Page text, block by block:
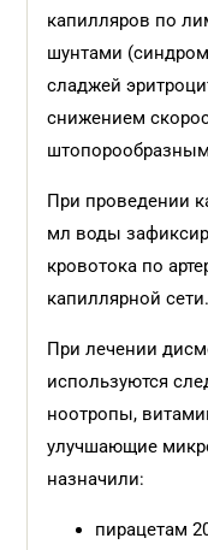
капилляров по
шунтами
сладжей
снижением
При проведении
мл воды
кровотока по
капиллярной сети.
При лечении
используются
ноотропы,
улучшающие
назначили:
пирацетам